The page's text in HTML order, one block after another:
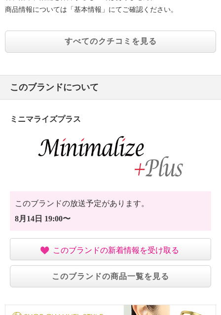
商品情報については「基本情報」にてご確認ください。
すべてのクチコミを見る
このブランドについて
ミニマライズプラス
このブランドの放送予定があります。
8月14日 19:00〜
このブランドの新着情報を受け取る
このブランドの商品一覧を見る